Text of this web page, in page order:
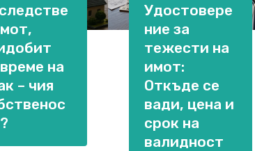
на
– чия
Удостовере
ние за
тежести на
имот:
Откъде се
вади, цена и
срок на
валидност